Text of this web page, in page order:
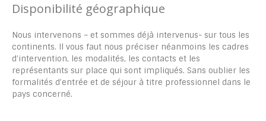
Disponibilité géographique
Nous intervenons – et sommes déjà intervenus- sur tous les
continents. Il vous faut nous préciser néanmoins les cadres
d’intervention, les modalités, les contacts et les
représentants sur place qui sont impliqués. Sans oublier les
formalités d’entrée et de séjour à titre professionnel dans le
pays concerné.